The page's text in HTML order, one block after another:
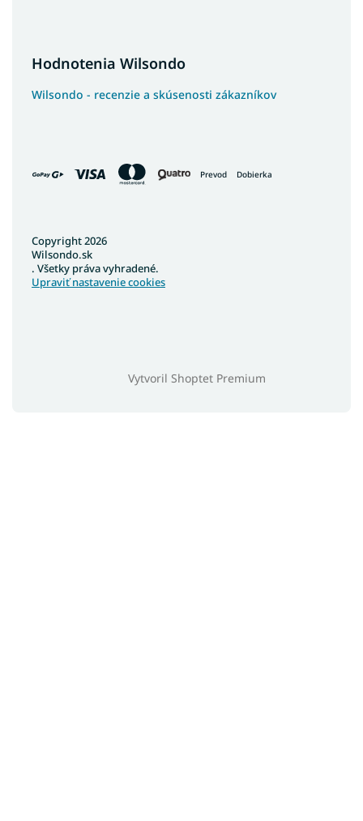
Hodnotenia Wilsondo
Wilsondo - recenzie a skúsenosti zákazníkov
Prevod Dobierka
Vytvoril Shoptet Premium
Copyright 2026
Wilsondo.sk
. Všetky práva vyhradené.
Upraviť nastavenie cookies